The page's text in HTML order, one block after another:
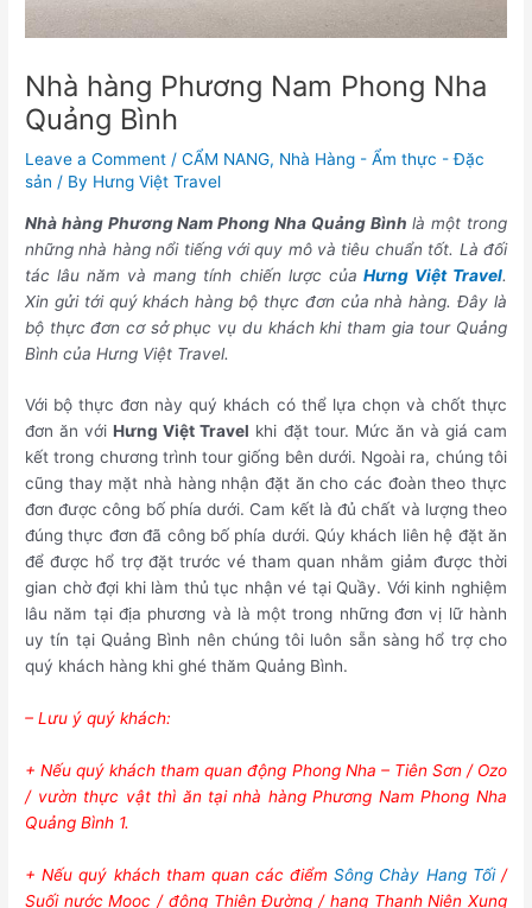
Nhà hàng Phương Nam Phong Nha
Quảng Bình
Leave a Comment /CẨM NANG, Nhà Hàng - Ẩm thực - Đặc
sản / By Hưng Việt Travel
Nhà hàng Phương Nam Phong Nha Quảng Bình là một trong
những nhà hàng nổi tiếng với quy mô và tiêu chuẩn tốt. Là đối
tác lâu năm và mang tính chiến lược của Hưng Việt Travel.
Xin gửi tới quý khách hàng bộ thực đơn của nhà hàng. Đây là
bộ thực đơn cơ sở phục vụ du khách khi tham gia tour Quảng
Bình của Hưng Việt Travel.
Với bộ thực đơn này quý khách có thể lựa chọn và chốt thực
đơn ăn vớiHưng Việt Travel khi đặt tour. Mức ăn và giá cam
kết trong chương trình tour giống bên dưới. Ngoài ra, chúng tôi
cũng thay mặt nhà hàng nhận đặt ăn cho các đoàn theo thực
đơn được công bố phía dưới. Cam kết là đủ chất và lượng theo
đúng thực đơn đã công bố phía dưới. Qúy khách liên hệ đặt ăn
để được hổ trợ đặt trước vé tham quan nhằm giảm được thời
gian chờ đợi khi làm thủ tục nhận vé tại Quầy. Với kinh nghiệm
lâu năm tại địa phương và là một trong những đơn vị lữ hành
uy tín tại Quảng Bình nên chúng tôi luôn sẵn sàng hổ trợ cho
quý khách hàng khi ghé thăm Quảng Bình.
– Lưu ý quý khách:
+ Nếu quý khách tham quan động Phong Nha – Tiên Sơn / Ozo
/ vườn thực vật thì ăn tại nhà hàng Phương Nam Phong Nha
Quảng Bình 1.
+ Nếu quý khách tham quan các điểmSông Chày Hang Tối/
Suối nước Mooc / động Thiên Đường / hang Thanh Niên Xung